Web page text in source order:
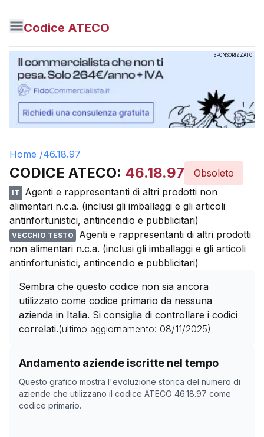
Codice ATECO
SPONSORIZZATO
Home /46.18.97
CODICE ATECO: 46.18.97 Obsoleto
IT
Agenti e rappresentanti di altri prodotti non
alimentari n.c.a. (inclusi gli imballaggi e gli articoli
antinfortunistici, antincendio e pubblicitari)
VECCHIO TESTO
Agenti e rappresentanti di altri prodotti
non alimentari n.c.a. (inclusi gli imballaggi e gli articoli
antinfortunistici, antincendio e pubblicitari)
Sembra che questo codice non sia ancora
utilizzato come codice primario da nessuna
azienda in Italia. Si consiglia di controllare i codici
correlati.(ultimo aggiornamento: 08/11/2025)
Andamento aziende iscritte nel tempo
Questo grafico mostra l'evoluzione storica del numero di
aziende che utilizzano il codice ATECO 46.18.97 come
codice primario.
Storico numero di aziende con codice ATECO
Data rilevazione
05/04/2025
7396
21/05/2025